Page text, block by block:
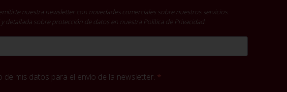
nuestra newsletter con novedades comerciales sobre nuestros servicios.
detallada sobre protección de datos en nuestra Política de Privacidad.
mis datos para el envío de la newsletter.